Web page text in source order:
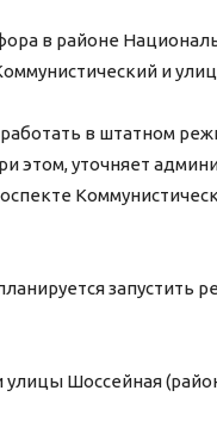
в районе
и
работать в штатном
этом, уточняет
запустить
улицы Шоссейная